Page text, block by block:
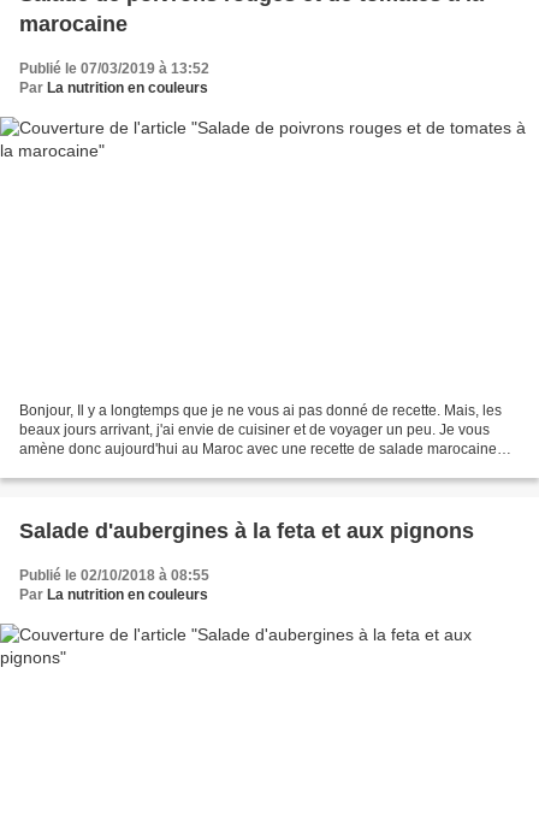
marocaine
Publié le 07/03/2019 à 13:52
Par La nutrition en couleurs
Bonjour, Il y a longtemps que je ne vous ai pas donné de recette. Mais, les
beaux jours arrivant, j'ai envie de cuisiner et de voyager un peu. Je vous
amène donc aujourd'hui au Maroc avec une recette de salade marocaine
Salade d'aubergines à la feta et aux pignons
Publié le 02/10/2018 à 08:55
Par La nutrition en couleurs